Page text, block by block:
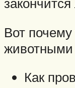
Вот
животными
Как